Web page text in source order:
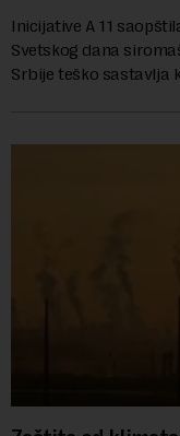
Inicijative A 11
Svetskog dana
Srbije teško sastavlja